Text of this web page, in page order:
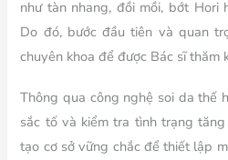
như tàn nhang, đồi mồi, bớt Hori
Do đó, bước đầu tiên và quan
chuyên khoa để được Bác sĩ thăm
Thông qua công nghệ soi da thế
sắc tố và kiểm tra tình trạng
tạo cơ sở vững chắc để thiết lập